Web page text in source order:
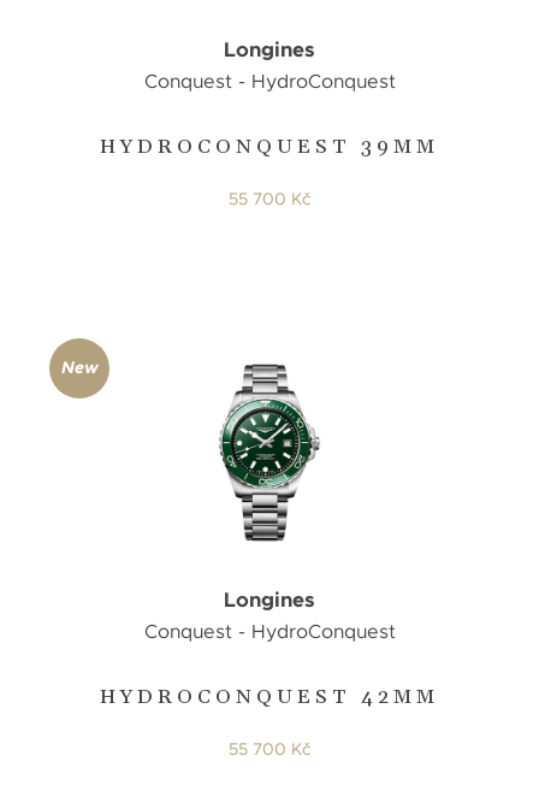
HYDROCONQUEST 39MM
Longines
Conquest - HydroConquest
55 700 Kč
HYDROCONQUEST 42MM
Longines
Conquest - HydroConquest
55 700 Kč
New